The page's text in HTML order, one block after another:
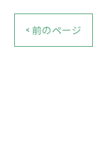
< 前のページ